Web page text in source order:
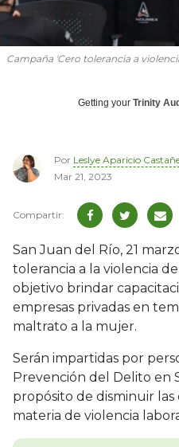
Campaña 'Cero tolerancia a
Getting your Trinity
Por Leslye Aparicio
Mar 21, 2023
San Juan del Río, 21
tolerancia a la violencia
objetivo brindar
empresas privadas en
maltrato a la mujer.
Serán impartidas por
Prevención del Delito en
propósito de disminuir las
materia de violencia